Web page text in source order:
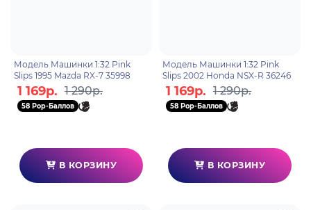
Модель Машинки 1:32 Pink
Slips 1995 Mazda RX-7 35998
1 169р. 1 290р.
58 Pop-Баллов
В КОРЗИНУ
Модель Машинки 1:32 Pink
Slips 2002 Honda NSX-R 36246
1 169р. 1 290р.
58 Pop-Баллов
В КОРЗИНУ